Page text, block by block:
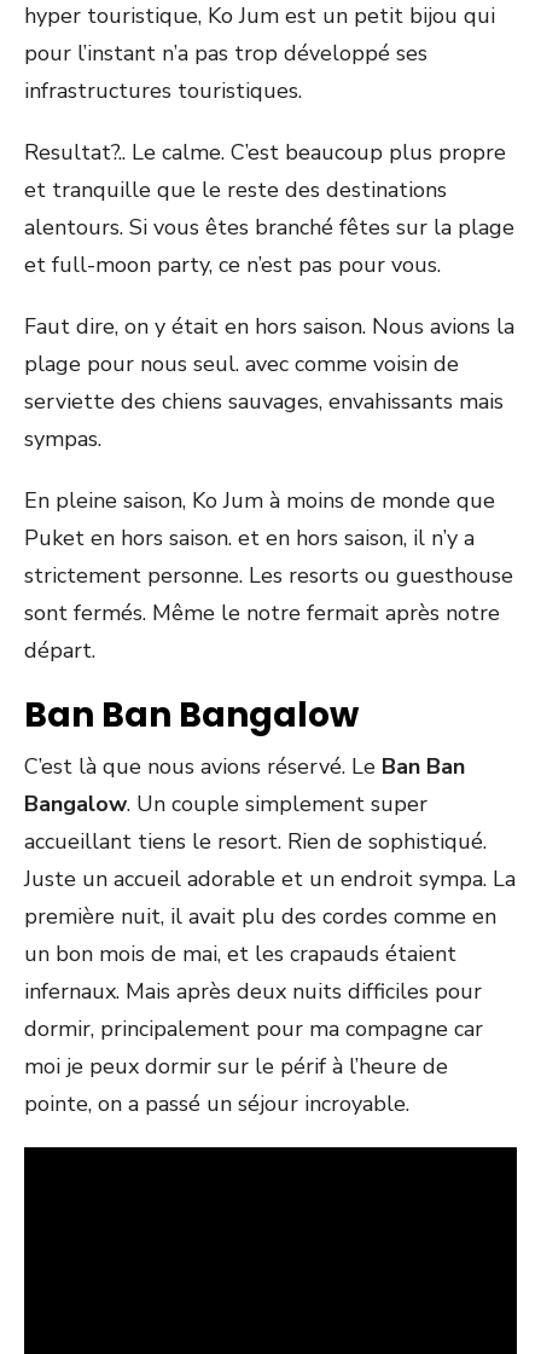
hyper touristique, Ko Jum est un petit bijou qui
pour l’instant n’a pas trop développé ses
infrastructures touristiques.
Resultat?.. Le calme. C’est beaucoup plus propre
et tranquille que le reste des destinations
alentours. Si vous êtes branché fêtes sur la plage
et full-moon party, ce n’est pas pour vous.
Faut dire, on y était en hors saison. Nous avions la
plage pour nous seul. avec comme voisin de
serviette des chiens sauvages, envahissants mais
sympas.
En pleine saison, Ko Jum à moins de monde que
Puket en hors saison. et en hors saison, il n’y a
strictement personne. Les resorts ou guesthouse
sont fermés. Même le notre fermait après notre
départ.
Ban Ban Bangalow
C’est là que nous avions réservé. Le Ban Ban
Bangalow. Un couple simplement super
accueillant tiens le resort. Rien de sophistiqué.
Juste un accueil adorable et un endroit sympa. La
première nuit, il avait plu des cordes comme en
un bon mois de mai, et les crapauds étaient
infernaux. Mais après deux nuits difficiles pour
dormir, principalement pour ma compagne car
moi je peux dormir sur le périf à l’heure de
pointe, on a passé un séjour incroyable.